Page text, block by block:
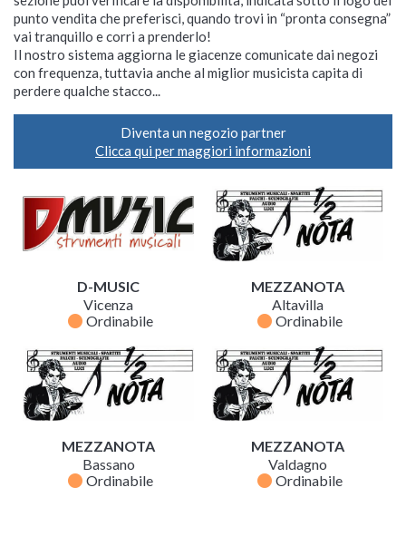
punto vendita che preferisci, quando trovi in “pronta consegna”
vai tranquillo e corri a prenderlo!
Il nostro sistema aggiorna le giacenze comunicate dai negozi
con frequenza, tuttavia anche al miglior musicista capita di
perdere qualche stacco...
Diventa un negozio partner
Clicca qui per maggiori informazioni
D-MUSIC
Vicenza
fiber_manual_record Ordinabile
MEZZANOTA
Altavilla
fiber_manual_record Ordinabile
MEZZANOTA
Bassano
fiber_manual_record Ordinabile
MEZZANOTA
Valdagno
fiber_manual_record Ordinabile